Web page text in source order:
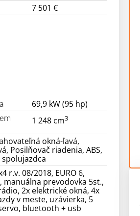
7 501 €
69,9 kW (95 hp)
1 248 cm3
okná-ľavá,
Posilňovač riadenia, ABS,
r.v. 08/2018, EURO 6,
manuálna prevodovka 5st.,
2x elektrické okná, 4x
v meste, uzávierka, 5
bluetooth + usb